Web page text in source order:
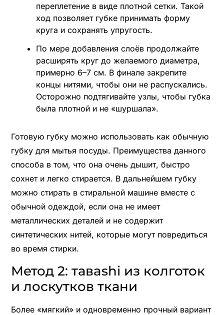
переплетение в виде плотной сетки. Такой
ход позволяет губке принимать форму
круга и сохранять упругость.
По мере добавления слоёв продолжайте
расширять круг до желаемого диаметра,
примерно 6–7 см. В финале закрепите
концы нитями, чтобы они не распускались.
Осторожно подтягивайте узлы, чтобы губка
была плотной и не «шуршала».
Готовую губку можно использовать как обычную
губку для мытья посуды. Преимущества данного
способа в том, что она очень дышит, быстро
сохнет и легко стирается. В дальнейшем губку
можно стирать в стиральной машине вместе с
обычной одеждой, если она не имеет
металлических деталей и не содержит
синтетических нитей, которые могут повредиться
во время стирки.
Метод 2: тавashi из колготок
и лоскутков ткани
Более «мягкий» и одновременно прочный вариант